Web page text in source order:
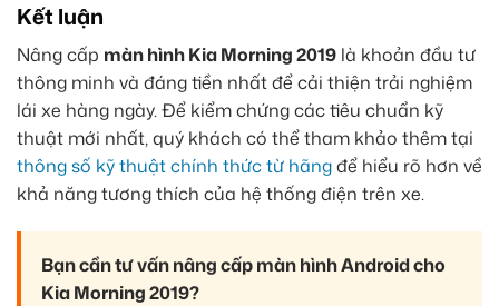
Kết luận
Nâng cấp màn hình Kia Morning 2019 là khoản đầu tư
thông minh và đáng tiền nhất để cải thiện trải nghiệm
lái xe hàng ngày. Để kiểm chứng các tiêu chuẩn kỹ
thuật mới nhất, quý khách có thể tham khảo thêm tại
thông số kỹ thuật chính thức từ hãngđể hiểu rõ hơn về
khả năng tương thích của hệ thống điện trên xe.
Bạn cần tư vấn nâng cấp màn hình Android cho
Kia Morning 2019?